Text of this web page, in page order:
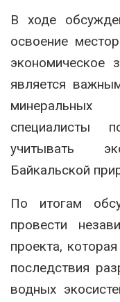
В ходе
освоение
экономическое
является
специалисты
учитывать
Байкальской
По итогам
провести
проекта,
последствия
водных